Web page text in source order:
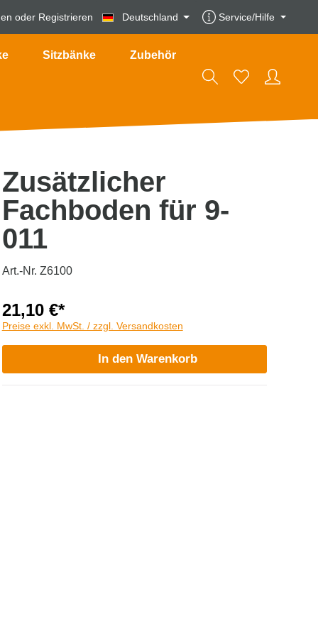
oder Registrieren Deutschland Service/Hilfe
Sitzbänke Zubehör
Zusätzlicher
Fachboden für 9-
011
Art.-Nr. Z6100
21,10 €*
Preise exkl. MwSt. / zzgl. Versandkosten
In den Warenkorb